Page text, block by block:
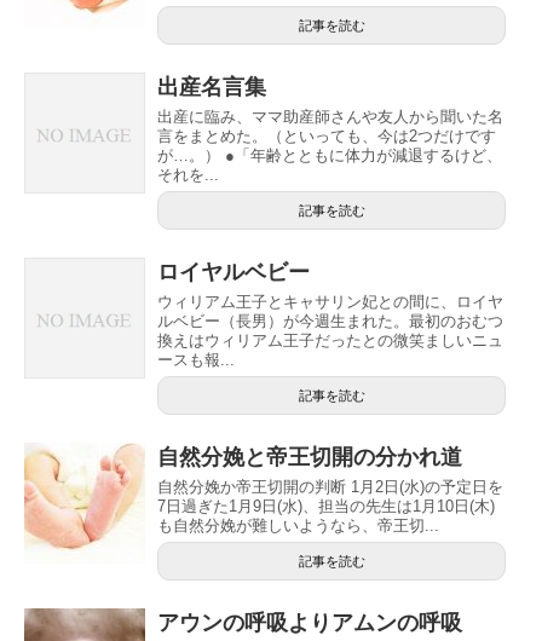
記事を読む
出産名言集
出産に臨み、ママ助産師さんや友人から聞いた名
言をまとめた。（といっても、今は2つだけです
が…。） ●「年齢とともに体力が減退するけど、
それを...
記事を読む
ロイヤルベビー
ウィリアム王子とキャサリン妃との間に、ロイヤ
ルベビー（長男）が今週生まれた。最初のおむつ
換えはウィリアム王子だったとの微笑ましいニュ
ースも報...
記事を読む
自然分娩と帝王切開の分かれ道
自然分娩か帝王切開の判断 1月2日(水)の予定日を
7日過ぎた1月9日(水)、担当の先生は1月10日(木)
も自然分娩が難しいようなら、帝王切...
記事を読む
アウンの呼吸よりアムンの呼吸